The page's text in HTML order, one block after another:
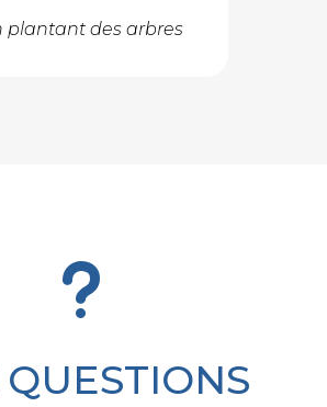
plantant des arbres
u
QUESTIONS